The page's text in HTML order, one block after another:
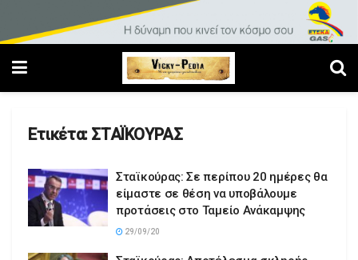
Ετικέτα: ΣΤΑΪΚΟΥΡΑΣ
Σταϊκούρας: Σε περίπου 20 ημέρες θα
είμαστε σε θέση να υποβάλουμε
προτάσεις στο Ταμείο Ανάκαμψης
29/09/20